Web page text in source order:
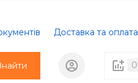
Доставка та оплата
0